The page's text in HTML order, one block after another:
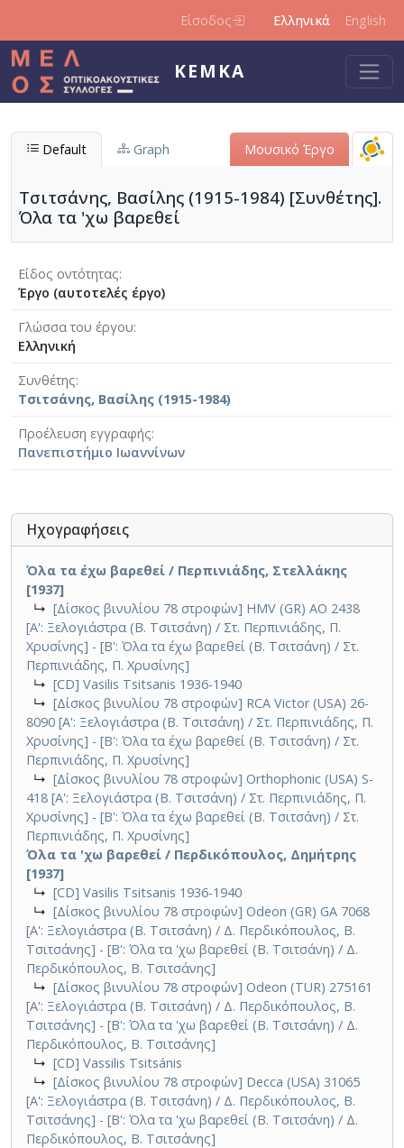
Είσοδος Ελληνικά English
ΚΕΜΚΑ
Default Graph Μουσικό Έργο
Τσιτσάνης, Βασίλης (1915-1984) [Συνθέτης].
Όλα τα 'χω βαρεθεί
Είδος οντότητας
Έργο (αυτοτελές έργο)
Γλώσσα του έργου
Ελληνική
Συνθέτης
Τσιτσάνης, Βασίλης (1915-1984)
Προέλευση εγγραφής
Πανεπιστήμιο Ιωαννίνων
Ηχογραφήσεις
Όλα τα έχω βαρεθεί / Περπινιάδης, Στελλάκης
[1937]
↳ [Δίσκος βινυλίου 78 στροφών] HMV (GR) ΑΟ 2438
[Α': Ξελογιάστρα (Β. Τσιτσάνη) / Στ. Περπινιάδης, Π.
Χρυσίνης] - [Β': Όλα τα έχω βαρεθεί (Β. Τσιτσάνη) / Στ.
Περπινιάδης, Π. Χρυσίνης]
↳ [CD] Vasilis Tsitsanis 1936-1940
↳ [Δίσκος βινυλίου 78 στροφών] RCA Victor (USA) 26-
8090 [Α': Ξελογιάστρα (Β. Τσιτσάνη) / Στ. Περπινιάδης, Π.
Χρυσίνης] - [Β': Όλα τα έχω βαρεθεί (Β. Τσιτσάνη) / Στ.
Περπινιάδης, Π. Χρυσίνης]
↳ [Δίσκος βινυλίου 78 στροφών] Orthophonic (USA) S-
418 [Α': Ξελογιάστρα (Β. Τσιτσάνη) / Στ. Περπινιάδης, Π.
Χρυσίνης] - [Β': Όλα τα έχω βαρεθεί (Β. Τσιτσάνη) / Στ.
Περπινιάδης, Π. Χρυσίνης]
Όλα τα 'χω βαρεθεί / Περδικόπουλος, Δημήτρης
[1937]
↳ [CD] Vasilis Tsitsanis 1936-1940
↳ [Δίσκος βινυλίου 78 στροφών] Odeon (GR) GA 7068
[Α': Ξελογιάστρα (Β. Τσιτσάνη) / Δ. Περδικόπουλος, Β.
Τσιτσάνης] - [Β': Όλα τα 'χω βαρεθεί (Β. Τσιτσάνη) / Δ.
Περδικόπουλος, Β. Τσιτσάνης]
↳ [Δίσκος βινυλίου 78 στροφών] Odeon (TUR) 275161
[Α': Ξελογιάστρα (Β. Τσιτσάνη) / Δ. Περδικόπουλος, Β.
Τσιτσάνης] - [Β': Όλα τα 'χω βαρεθεί (Β. Τσιτσάνη) / Δ.
Περδικόπουλος, Β. Τσιτσάνης]
↳ [CD] Vassilis Tsitsánis
↳ [Δίσκος βινυλίου 78 στροφών] Decca (USA) 31065
[Α': Ξελογιάστρα (Β. Τσιτσάνη) / Δ. Περδικόπουλος, Β.
Τσιτσάνης] - [Β': Όλα τα 'χω βαρεθεί (Β. Τσιτσάνη) / Δ.
Περδικόπουλος, Β. Τσιτσάνης]